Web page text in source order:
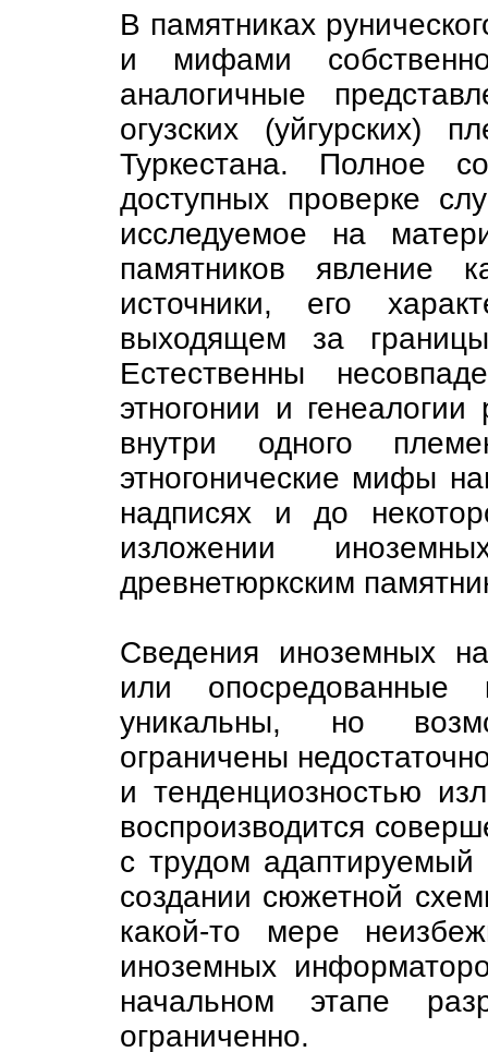
В памятниках
и мифами
аналогичные
огузских (уйгурских)
Туркестана. Полное
доступных проверке
исследуемое на
памятников явление
источники, его
выходящем за
Естественны
этногонии и
внутри одного
этногонические мифы
надписях и до
изложении
древнетюркским
Сведения иноземных
или
уникальны, но
ограничены
и тенденциозностью
воспроизводится
с трудом
создании сюжетной
какой-то мере
иноземных
начальном этапе
ограниченно.